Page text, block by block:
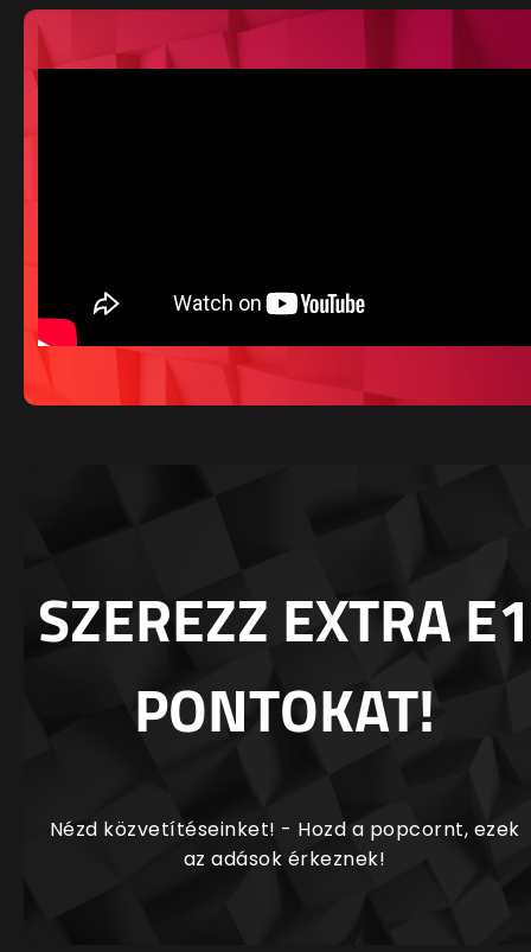
SZEREZZ EXTRA E1
PONTOKAT!
Nézd közvetítéseinket! - Hozd a popcornt, ezek
az adások érkeznek!